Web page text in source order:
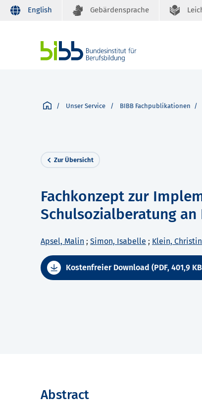
English Gebärdensprache
Unser Service BIBB Fachpublikationen
Zur Übersicht
Fachkonzept zur
Schulsozialberatung an
Apsel, Malin ; Simon, Isabelle ; Klein,
Kostenfreier Download (PDF, 401,9
Abstract